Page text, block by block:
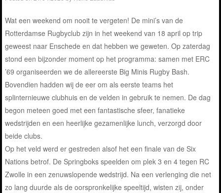
Wat een weekend om nooit te vergeten! De mini’s van de
Rotterdamse Rugbyclub zijn in het weekend van 18 april op trip
geweest naar Enschede en dat hebben we geweten. Op zaterdag
stond een bijzonder moment op het programma: samen met ERC
’69 organiseerden we de allereerste Big Minis Rugby Bash.
Bovendien hadden wij de eer om als eerste teams het
splinternieuwe clubhuis en de velden in gebruik te nemen. De dag
begon meteen goed met een fantastische sfeer, fanatieke
wedstrijden en een heerlijke gezamenlijke lunch, verzorgd door
beide clubs.
Op het veld werd er gestreden alsof het een finale van de Six
Nations betrof. De Springboks speelden om plek 3 en 4 tegen RC
Zwolle in een zenuwslopende wedstrijd. Na een verlenging die net
zo lang duurde als de oorspronkelijke speeltijd, wisten zij, onder